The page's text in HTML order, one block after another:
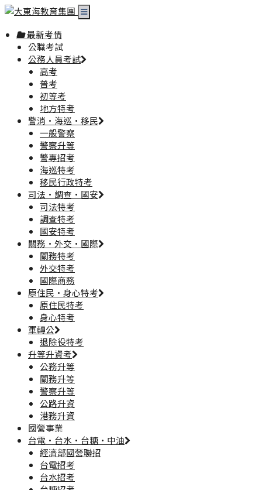
最新考情
公職考試
公務人員考試
高考
普考
初等考
地方特考
警消·海巡·移民
一般警察
警察升等
警專招考
海巡特考
移民行政特考
司法·調查·國安
司法特考
調查特考
國安特考
關務·外交·國際
關務特考
外交特考
國際商務
原住民·身心特考
原住民特考
身心特考
軍轉公
退除役特考
升等升資考
公務升等
關務升等
警察升等
公路升資
港務升資
國營事業
台電·台水·台糖·中油
經濟部國營聯招
台電招考
台水招考